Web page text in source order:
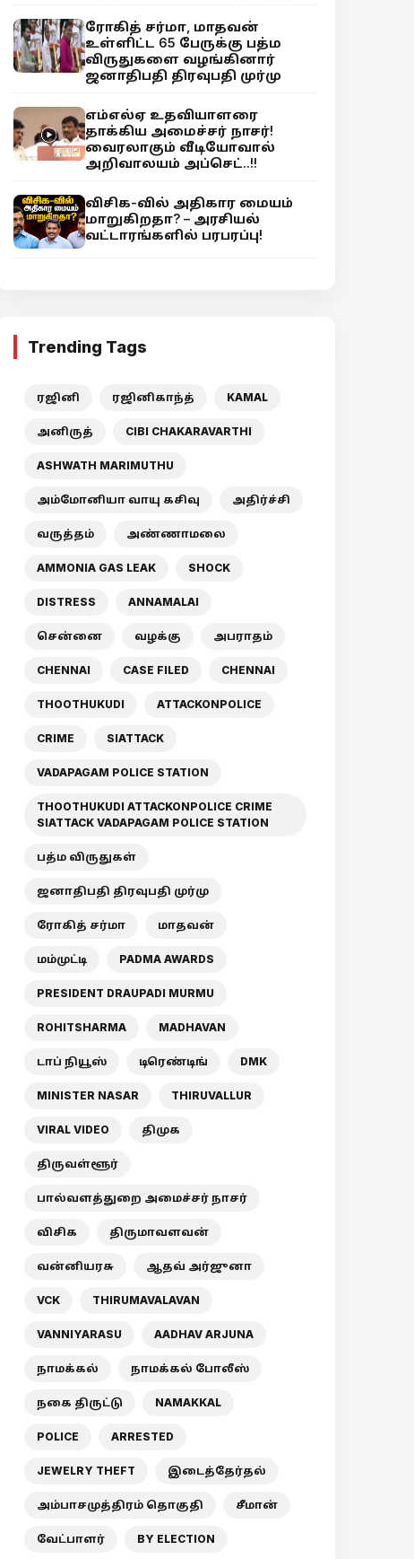
ரோகித் சர்மா, மாதவன்
உள்ளிட்ட 65 பேருக்கு பத்ம
விருதுகளை வழங்கினார்
ஜனாதிபதி திரவுபதி முர்மு
எம்எல்ஏ உதவியாளரை
தாக்கிய அமைச்சர் நாசர்!
வைரலாகும் வீடியோவால்
அறிவாலயம் அப்செட்..!!
விசிக-வில் அதிகார மையம்
மாறுகிறதா? – அரசியல்
வட்டாரங்களில் பரபரப்பு!
Trending Tags
ரஜினி ரஜினிகாந்த் KAMAL
அனிருத் CIBI CHAKARAVARTHI
ASHWATH MARIMUTHU
அம்மோனியா வாயு கசிவு அதிர்ச்சி
வருத்தம் அண்ணாமலை
AMMONIA GAS LEAK SHOCK
DISTRESS ANNAMALAI
சென்னை வழக்கு அபராதம்
CHENNAI CASE FILED CHENNAI
THOOTHUKUDI ATTACKONPOLICE
CRIME SIATTACK
VADAPAGAM POLICE STATION
THOOTHUKUDI ATTACKONPOLICE CRIME
SIATTACK VADAPAGAM POLICE STATION
பத்ம விருதுகள்
ஜனாதிபதி திரவுபதி முர்மு
ரோகித் சர்மா மாதவன்
மம்முட்டி PADMA AWARDS
PRESIDENT DRAUPADI MURMU
ROHITSHARMA MADHAVAN
டாப் நியூஸ் டிரெண்டிங் DMK
MINISTER NASAR THIRUVALLUR
VIRAL VIDEO திமுக
திருவள்ளூர்
பால்வளத்துறை அமைச்சர் நாசர்
விசிக திருமாவளவன்
வன்னியரசு ஆதவ் அர்ஜுனா
VCK THIRUMAVALAVAN
VANNIYARASU AADHAV ARJUNA
நாமக்கல் நாமக்கல் போலீஸ்
நகை திருட்டு NAMAKKAL
POLICE ARRESTED
JEWELRY THEFT இடைத்தேர்தல்
அம்பாசமுத்திரம் தொகுதி சீமான்
வேட்பாளர் BY ELECTION